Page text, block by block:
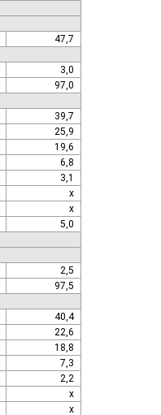
47,7
3,0
97,0
39,7
25,9
19,6
6,8
3,1
x
x
5,0
2,5
97,5
40,4
22,6
18,8
7,3
2,2
x
x